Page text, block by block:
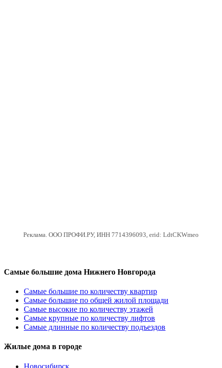
Реклама. ООО ПРОФИ.РУ, ИНН 7714396093, erid: LdtCKWmeo
Самые большие дома Нижнего Новгорода
Самые большие по количеству квартир
Самые большие по общей жилой площади
Самые высокие по количеству этажей
Самые крупные по количеству лифтов
Самые длинные по количеству подъездов
Жилые дома в городе
Новосибирск